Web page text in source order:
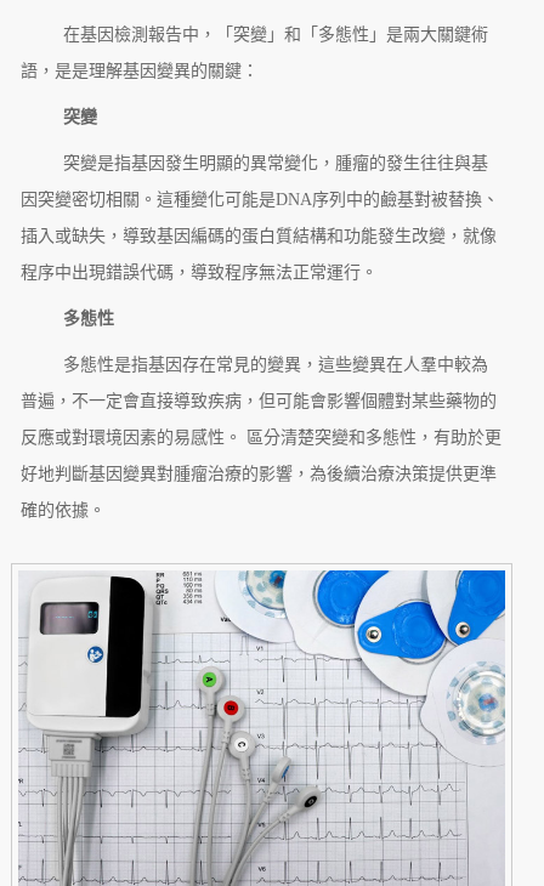
在基因檢測報告中，「突變」和「多態性」是兩大關鍵術
語，是是理解基因變異的關鍵：
突變
突變是指基因發生明顯的異常變化，腫瘤的發生往往與基
因突變密切相關。這種變化可能是DNA序列中的鹼基對被替換、
插入或缺失，導致基因編碼的蛋白質結構和功能發生改變，就像
程序中出現錯誤代碼，導致程序無法正常運行。
多態性
多態性是指基因存在常見的變異，這些變異在人羣中較為
普遍，不一定會直接導致疾病，但可能會影響個體對某些藥物的
反應或對環境因素的易感性。 區分清楚突變和多態性，有助於更
好地判斷基因變異對腫瘤治療的影響，為後續治療決策提供更準
確的依據。